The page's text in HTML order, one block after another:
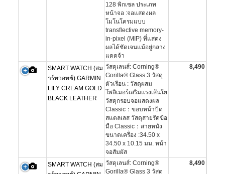
128 พิกเซล ประเภท
หน้าจอ :จอแสดงผล
โมโนโครมแบบ
transflective memory-
in-pixel (MIP) ที่แสดง
ผลได้ชัดเจนแม้อยู่กลาง
แดดจ้า
SMART WATCH (สม
าร์ทวอทช์) GARMIN
LILY CREAM GOLD
BLACK LEATHER
วัสดุเลนส์: Corning®
Gorilla® Glass 3 วัสดุ
ตัวเรือน : วัสดุผสม
โพลิเมอร์เสริมแรงเส้นใย
วัสดุกรอบจอแสดงผล
Classic：ขอบหน้าปัด
สแตลเลส วัสดุสายรัดข้อ
มือ Classic：สายหนัง
ขนาดเครื่อง :34.50 x
34.50 x 10.15 มม. หน้า
จอสัมผัส
8,490
SMART WATCH (สม วัสดุเลนส์: Corning®
Gorilla® Glass 3 วัสดุ
8,490